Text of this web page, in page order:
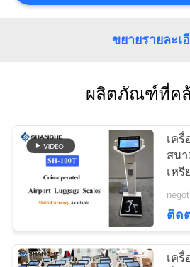
คุณภาพ
VR
ขยายรายละเ
ผลิตภัณฑ์ที่ค
เครื่
สน
เหรี
วิเ
ติด
เครื่